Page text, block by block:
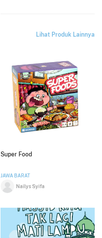
Lihat Produk Lainnya
Super Food
JAWA BARAT
Nailys Syifa